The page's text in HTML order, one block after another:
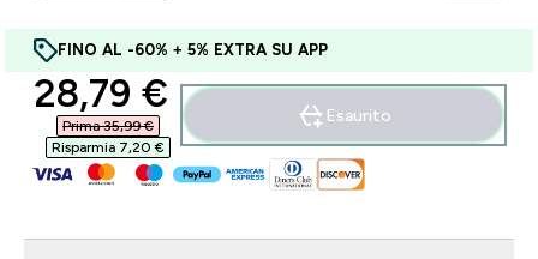
FINO AL -60% + 5% EXTRA SU APP
discounted price
28,79 €‎
Prima 35,99 €‎
Risparmia 7,20 €‎
Esaurito